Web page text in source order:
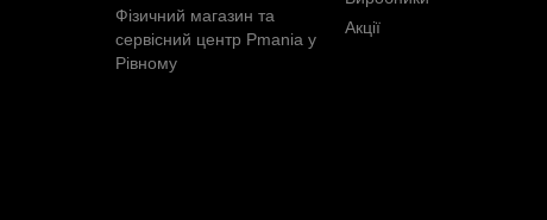
Фізичний магазин та
сервісний центр Pmania у
Рівному
Акції